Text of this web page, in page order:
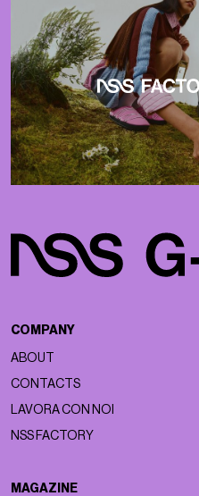
COMPANY
ABOUT
CONTACTS
LAVORA CON NOI
NSS FACTORY
MAGAZINE